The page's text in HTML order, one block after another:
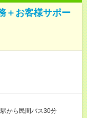
＋お客様サポー
から民間バス30分